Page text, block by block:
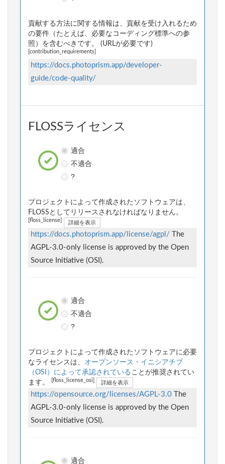
貢献する方法に関する情報は、貢献を受け入れるため
の要件（たとえば、必要なコーディング標準への参
照）を含むべきです。 (URLが必要です)
[contribution_requirements]
https://docs.photoprism.app/developer-
guide/code-quality/
FLOSSライセンス
適合
不適合
?
プロジェクトによって作成されたソフトウェアは、
FLOSSとしてリリースされなければなりません。
[floss_license] 詳細を表示
https://docs.photoprism.app/license/agpl/ The
AGPL-3.0-only license is approved by the Open
Source Initiative (OSI).
適合
不適合
?
プロジェクトによって作成されたソフトウェアに必要
なライセンスは、 オープンソース・イニシアチブ
（OSI）によって承認されている ことが推奨されてい
ます。
[floss_license_osi] 詳細を表示
https://opensource.org/licenses/AGPL-3.0 The
AGPL-3.0-only license is approved by the Open
Source Initiative (OSI).
適合